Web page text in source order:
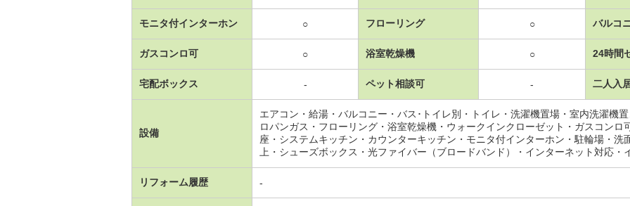
モニタ付インターホン ○ フローリング ○ バルコ
ガスコンロ可 ○ 浴室乾燥機 ○ 24時間
宅配ボックス - ペット相談可 - 二人入
設備
エアコン・給湯・バルコニー・バス･トイレ別・トイレ・洗濯機置場・室内洗濯機
ロパンガス・フローリング・浴室乾燥機・ウォークインクローゼット・ガスコンロ
座・システムキッチン・カウンターキッチン・モニタ付インターホン・駐輪場・洗
上・シューズボックス・光ファイバー（ブロードバンド）・インターネット対応・
リフォーム履歴 -